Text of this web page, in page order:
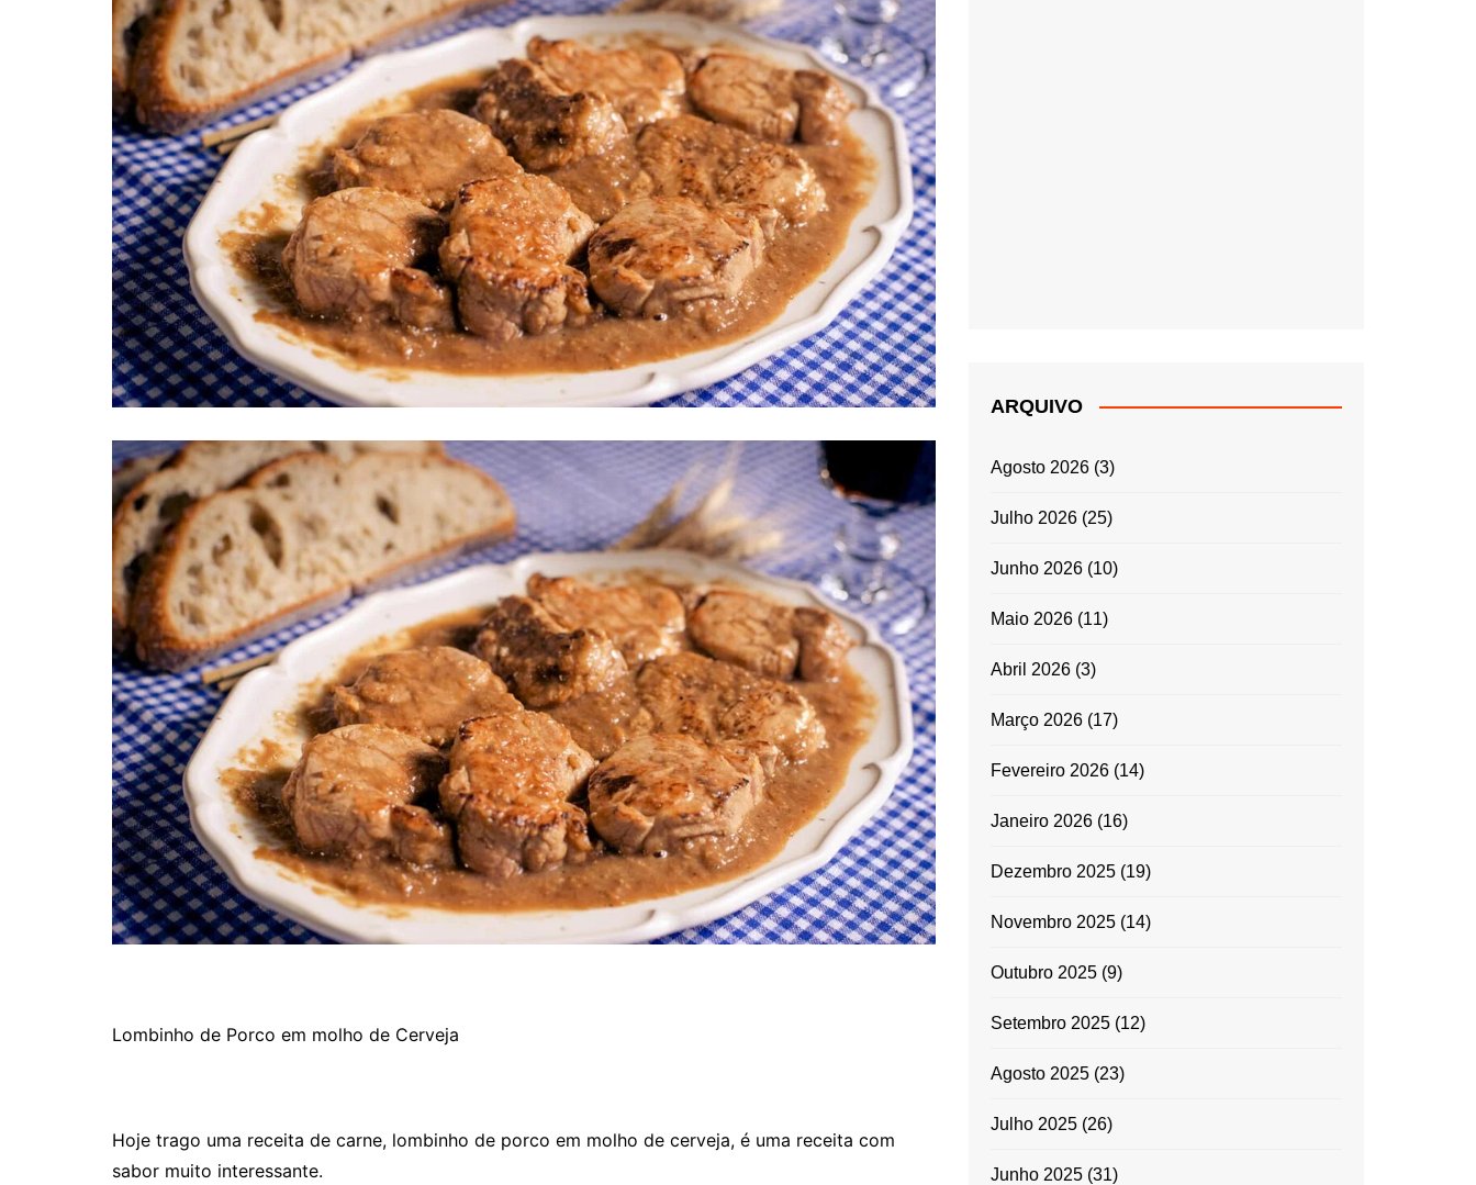
Lombinho de Porco em molho de Cerveja
Hoje trago uma receita de carne, lombinho de porco em molho de cerveja, é uma receita com
sabor muito interessante.
ARQUIVO
Agosto 2026 (3)
Julho 2026 (25)
Junho 2026 (10)
Maio 2026 (11)
Abril 2026 (3)
Março 2026 (17)
Fevereiro 2026 (14)
Janeiro 2026 (16)
Dezembro 2025 (19)
Novembro 2025 (14)
Outubro 2025 (9)
Setembro 2025 (12)
Agosto 2025 (23)
Julho 2025 (26)
Junho 2025 (31)